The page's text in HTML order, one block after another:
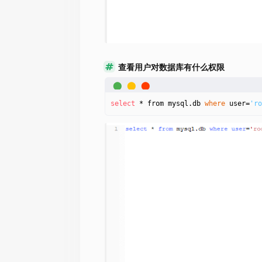
查看用户对数据库有什么权限
select * from mysql.db where user=